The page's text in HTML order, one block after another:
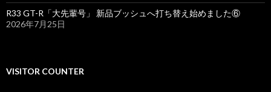
R33 GT-R「大先輩号」 新品ブッシュへ打ち替え始めました⑥
2026年7月25日
VISITOR COUNTER